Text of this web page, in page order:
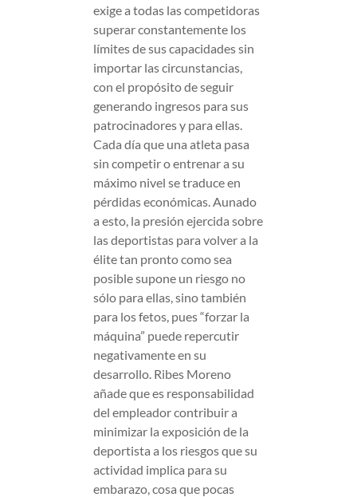
exige a todas las competidoras
superar constantemente los
límites de sus capacidades sin
importar las circunstancias,
con el propósito de seguir
generando ingresos para sus
patrocinadores y para ellas.
Cada día que una atleta pasa
sin competir o entrenar a su
máximo nivel se traduce en
pérdidas económicas. Aunado
a esto, la presión ejercida sobre
las deportistas para volver a la
élite tan pronto como sea
posible supone un riesgo no
sólo para ellas, sino también
para los fetos, pues “forzar la
máquina” puede repercutir
negativamente en su
desarrollo. Ribes Moreno
añade que es responsabilidad
del empleador contribuir a
minimizar la exposición de la
deportista a los riesgos que su
actividad implica para su
embarazo, cosa que pocas